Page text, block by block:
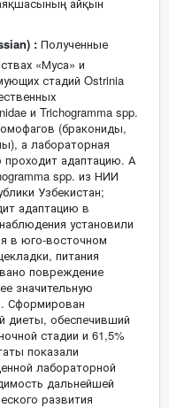
: Полученные
«Муса» и
стадий Ostrinia
и Trichogramma spp.
(бракониды,
а лабораторная
проходит адаптацию. А
spp. из НИИ
Узбекистан;
адаптацию в
установили
в юго-восточном
питания
повреждение
значительную
Сформирован
диеты, обеспечивший
стадии и 61,5%
показали
лабораторной
дальнейшей
развития